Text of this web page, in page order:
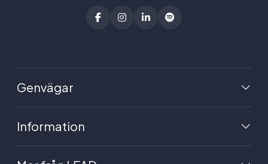
Genvägar
Information